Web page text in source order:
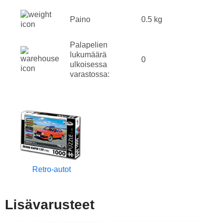
Paino 0.5 kg
Palapelien
lukumäärä
ulkoisessa
varastossa:
0
Retro-autot
Lisävarusteet